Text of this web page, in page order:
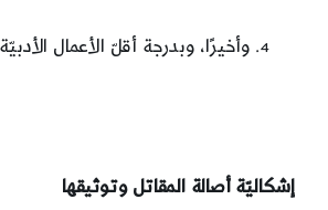
وأخيرًا، وبدرجة أقلّ الأعمال
إشكاليّة أصالة المقاتل وتوثيقها